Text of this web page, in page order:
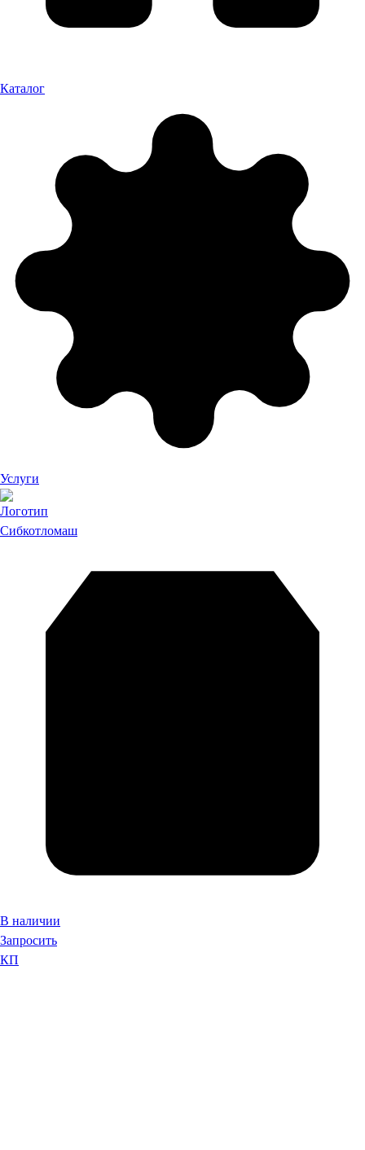
Каталог
Услуги
В наличии
Запросить
КП